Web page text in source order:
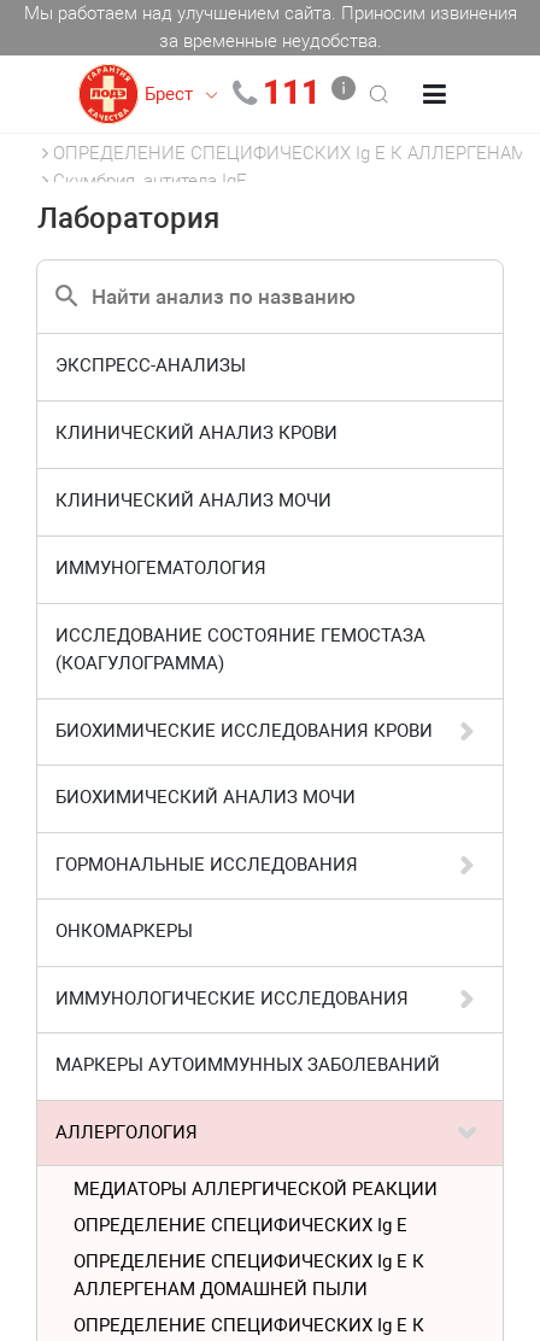
Мы работаем над улучшением сайта. Приносим извинения
за временные неудобства.
Брест 111
Главная
АЛЛЕРГОЛОГИЯ
ОПРЕДЕЛЕНИЕ СПЕЦИФИЧЕСКИХ Ig E К
Скумбрия, антитела IgE
Лаборатория
ЭКСПРЕСС-АНАЛИЗЫ
КЛИНИЧЕСКИЙ АНАЛИЗ КРОВИ
КЛИНИЧЕСКИЙ АНАЛИЗ МОЧИ
ИММУНОГЕМАТОЛОГИЯ
ИССЛЕДОВАНИЕ СОСТОЯНИЕ ГЕМОСТАЗА
(КОАГУЛОГРАММА)
БИОХИМИЧЕСКИЕ ИССЛЕДОВАНИЯ КРОВИ
БИОХИМИЧЕСКИЙ АНАЛИЗ МОЧИ
ГОРМОНАЛЬНЫЕ ИССЛЕДОВАНИЯ
ОНКОМАРКЕРЫ
ИММУНОЛОГИЧЕСКИЕ ИССЛЕДОВАНИЯ
МАРКЕРЫ АУТОИММУННЫХ ЗАБОЛЕВАНИЙ
АЛЛЕРГОЛОГИЯ
МЕДИАТОРЫ АЛЛЕРГИЧЕСКОЙ РЕАКЦИИ
ОПРЕДЕЛЕНИЕ СПЕЦИФИЧЕСКИХ Ig E
ОПРЕДЕЛЕНИЕ СПЕЦИФИЧЕСКИХ Ig E К
АЛЛЕРГЕНАМ ДОМАШНЕЙ ПЫЛИ
ОПРЕДЕЛЕНИЕ СПЕЦИФИЧЕСКИХ Ig E К